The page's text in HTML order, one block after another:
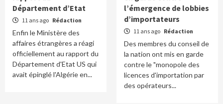
Département d’Etat
11 ans ago Rédaction
Enfin le Ministère des
affaires étrangères a réagi
officiellement au rapport du
Département d'Etat US qui
avait épinglé l'Algérie en...
l’émergence de lobbies
d’importateurs
11 ans ago Rédaction
Des membres du conseil de
la nation ont mis en garde
contre le "monopole des
licences d'importation par
des opérateurs...